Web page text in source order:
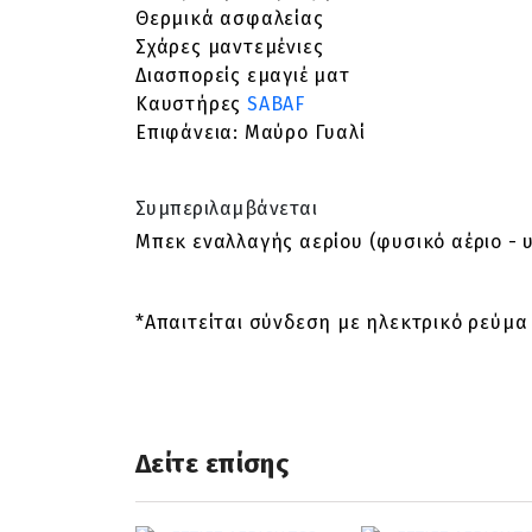
Θερμικά ασφαλείας
Σχάρες μαντεμένιες
Διασπορείς εμαγιέ ματ
ΚαυστήρεςSABAF
Επιφάνεια: Μαύρο Γυαλί
Συμπεριλαμβάνεται
Μπεκ εναλλαγής αερίου (φυσικό αέριο -
*Απαιτείται σύνδεση με ηλεκτρικό ρεύμα
Δείτε επίσης